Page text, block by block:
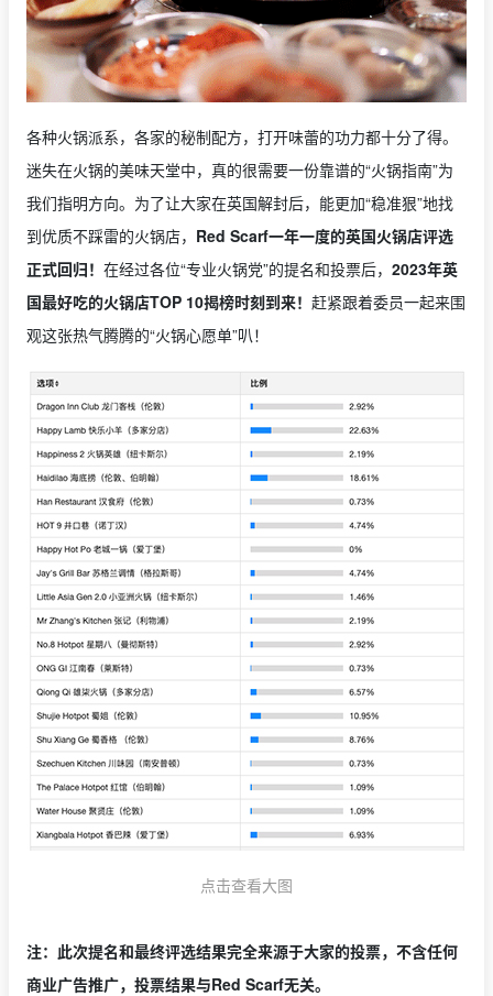
各种火锅派系，各家的秘制配方，打开味蕾的功力都十分了得。
迷失在火锅的美味天堂中，真的很需要一份靠谱的“火锅指南”为
我们指明方向。为了让大家在英国解封后，能更加“稳准狠”地找
到优质不踩雷的火锅店， Red Scarf一年一度的英国火锅店评选
正式回归！ 在经过各位“专业火锅党”的提名和投票后， 2023年英
国最好吃的火锅店TOP 10揭榜时刻到来！ 赶紧跟着委员一起来围
观这张热气腾腾的“火锅心愿单”叭！
点击查看大图
注：此次提名和最终评选结果完全来源于大家的投票，不含任何
商业广告推广，投票结果与Red Scarf无关。